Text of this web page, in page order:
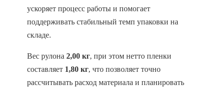
ускоряет процесс работы и помогает
поддерживать стабильный темп упаковки на
складе.
Вес рулона 2,00 кг, при этом нетто пленки
составляет 1,80 кг, что позволяет точно
рассчитывать расход материала и планировать